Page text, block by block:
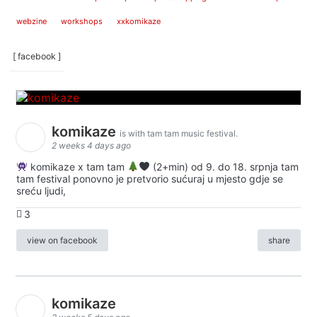
webzine workshops xxkomikaze
[ facebook ]
komikaze is with tam tam music festival.
2 weeks 4 days ago
komikaze x tam tam
(2+min) od 9. do 18. srpnja tam
tam festival ponovno je pretvorio sućuraj u mjesto gdje se
sreću ljudi,
3
view on facebook share
komikaze